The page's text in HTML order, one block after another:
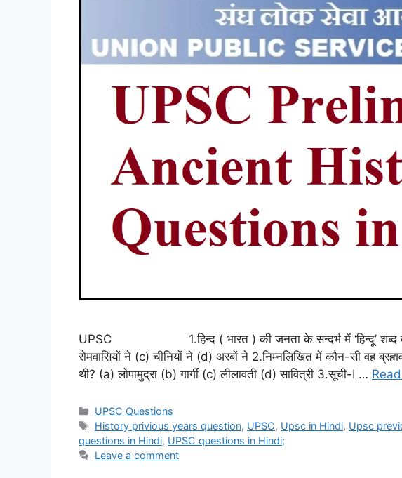
UPSC 1.हिन्द ( भारत ) की जनता के सन्दर्भ में ‘हिन्दू’ शब्द का
रोमवासियों ने (c) चीनियों ने (d) अरबों ने 2.निम्नलिखित में कौन-सी वह
थी? (a) लोपामुद्रा (b) गार्गी (c) लीलावती (d) सावित्री 3.सूची-I …
Categories
UPSC Questions
Tags
History privious years question, UPSC, Upsc in Hindi, Upsc
questions in Hindi, UPSC questions in Hindi;
Leave a comment